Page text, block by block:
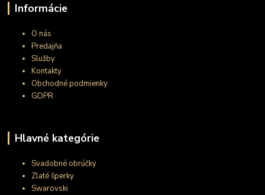
Informácie
O nás
Predajňa
Služby
Kontakty
Obchodné podmienky
GDPR
Hlavné kategórie
Svadobné obrúčky
Zlaté šperky
Swarovski